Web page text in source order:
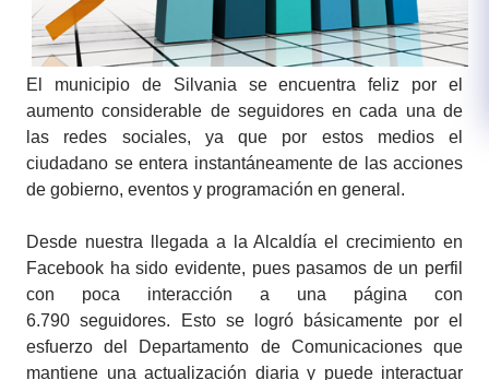
El municipio de Silvania se encuentra feliz por el
aumento considerable de seguidores en cada una de
las redes sociales, ya que por estos medios el
ciudadano se entera instantáneamente de las acciones
de gobierno, eventos y programación en general.
Desde nuestra llegada a la Alcaldía el crecimiento en
Facebook ha sido evidente, pues pasamos de un perfil
con poca interacción a una​​ página con
6.790 seguidores. Esto se logró básicamente por el
esfuerzo del Departamento de Comunicaciones que
mantiene una actualización diaria y puede interactuar